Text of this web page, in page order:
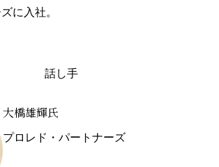
に入社。
話し手
大橋雄輝氏
プロレド・パートナーズ